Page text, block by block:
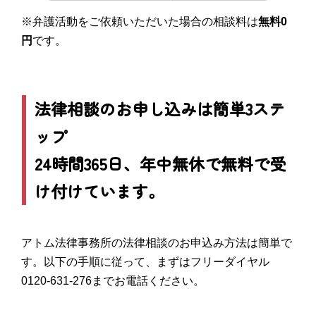
※弁護活動をご依頼いただいた場合の相談料は無料0
円 です。
法律相談のお申し込みは簡単3ステ
ップ
24時間365日、年中無休で無料で受
け付けています。
アトム法律事務所の法律相談のお申込み方法は簡単で
す。以下の手順に従って、まずはフリーダイヤル
0120-631-276までお電話ください。